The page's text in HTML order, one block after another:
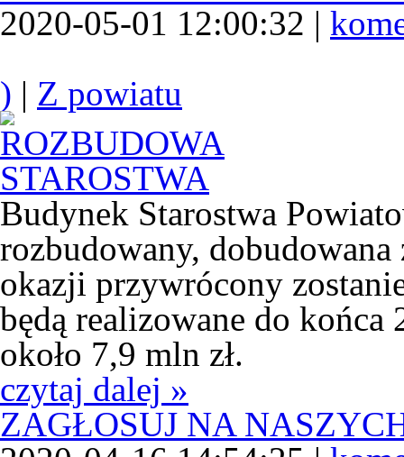
2020-05-01 12:00:32 |
) | Z powiatu
Budynek Starostwa
rozbudowany, dobudowana
okazji przywrócony
będą realizowane do
około 7,9 mln zł.
czytaj dalej »
ZAGŁOSUJ NA